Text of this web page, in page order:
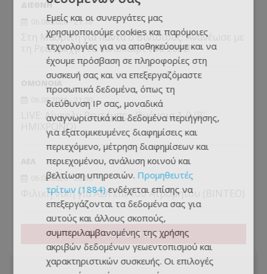
ΔΙΕΘΝΗ
06.08.2026 - 21:13
Στη Μαδρίτη για πάντα ο Βινίσιους: Ανανέωσε με
τη Ρεάλ μέχρι το καλοκαίρι του 2032!
06.08.2026 - 21:00
LIVE: Λίνκολν Ρεντ Ιμπς - Ομόνοια 1-0 (Β'
ΗΜΙΧΡΟΝΟ)
06.08.2026 - 20:55
Φιλική νίκη για ΑΕΛ επί του Ατρόμητου (BINTEO)
Περισσότερα
Εμείς και οι συνεργάτες μας
χρησιμοποιούμε cookies και παρόμοιες
τεχνολογίες για να αποθηκεύουμε και να
έχουμε πρόσβαση σε πληροφορίες στη
συσκευή σας και να επεξεργαζόμαστε
προσωπικά δεδομένα, όπως τη
διεύθυνση IP σας, μοναδικά
αναγνωριστικά και δεδομένα περιήγησης,
για εξατομικευμένες διαφημίσεις και
περιεχόμενο, μέτρηση διαφημίσεων και
περιεχομένου, ανάλυση κοινού και
βελτίωση υπηρεσιών. Προμηθευτές
τρίτων (1884) ενδέχεται επίσης να
επεξεργάζονται τα δεδομένα σας για
αυτούς και άλλους σκοπούς,
συμπεριλαμβανομένης της χρήσης
ακριβών δεδομένων γεωεντοπισμού και
χαρακτηριστικών συσκευής. Οι επιλογές